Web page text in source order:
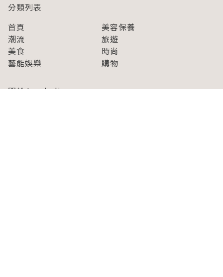
分類列表
首頁
美容保養
潮流
旅遊
美食
時尚
藝能娛樂
購物
關於Japaholic